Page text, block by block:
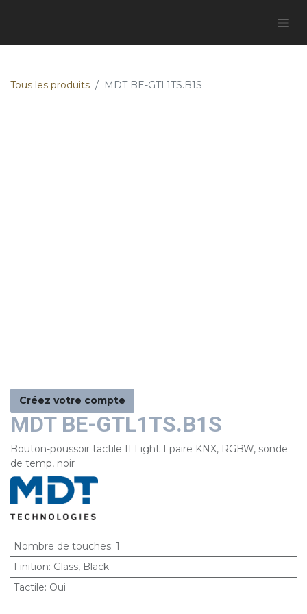
Tous les produits MDT BE-GTL1TS.B1S
Créez votre compte
MDT BE-GTL1TS.B1S
Bouton-poussoir tactile II Light 1 paire KNX, RGBW, sonde
de temp, noir
Nombre de touches: 1
Finition: Glass, Black
Tactile: Oui